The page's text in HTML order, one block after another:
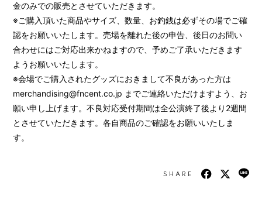
金のみでの販売とさせていただきます。
※ご購入頂いた商品やサイズ、数量、お釣銭は必ずその場でご確
認をお願いいたします。売場を離れた後の申告、後日のお問い
合わせにはご対応出来かねますので、予めご了承いただきます
ようお願いいたします。
※会場でご購入されたグッズにおきまして不良があった方は
merchandising@fncent.co.jp までご連絡いただけますよう、お
願い申し上げます。不良対応受付期間は全公演終了後より2週間
とさせていただきます。各自商品のご確認をお願いいたしま
す。
SHARE